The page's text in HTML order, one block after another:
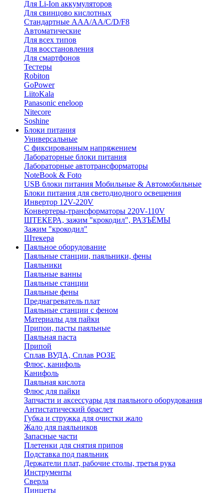
Для Li-Ion аккумуляторов
Для свинцово кислотных
Стандартные ААА/АА/С/D/F8
Автоматические
Для всех типов
Для восстановления
Для смартфонов
Тестеры
Robiton
GoPower
LiitoKala
Panasonic eneloop
Nitecore
Soshine
Блоки питания
Универсальные
C фиксированным напряжением
Лабораторные блоки питания
Лабораторные автотрансформаторы
NoteBook & Foto
USB блоки питания Мобильные & Автомобильные
Блоки питания для светодиодного освещения
Инвертор 12V-220V
Конвертеры-трансформаторы 220V-110V
ШТЕКЕРА, зажим "крокодил", РАЗЪЁМЫ
Зажим "крокодил"
Штекера
Паяльное оборудование
Паяльные станции, паяльники, фены
Паяльники
Паяльные ванны
Паяльные станции
Паяльные фены
Преднагреватель плат
Паяльные станции с феном
Материалы для пайки
Припои, пасты паяльные
Паяльная паста
Припой
Сплав ВУДА, Сплав РОЗЕ
Флюс, канифоль
Канифоль
Паяльная кислота
Флюс для пайки
Запчасти и аксессуары для паяльного оборудования
Антистатический браслет
Губка и стружка для очистки жало
Жало для паяльников
Запасные части
Плетенки для снятия припоя
Подставка под паяльник
Держатели плат, рабочие столы, третья рука
Инструменты
Сверла
Пинцеты